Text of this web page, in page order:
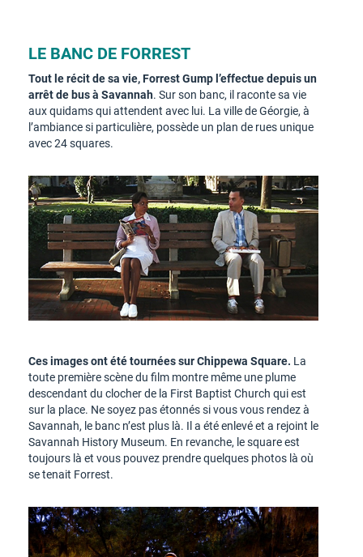
LE BANC DE FORREST
Tout le récit de sa vie, Forrest Gump l’effectue depuis un
arrêt de bus à Savannah. Sur son banc, il raconte sa vie
aux quidams qui attendent avec lui. La ville de Géorgie, à
l’ambiance si particulière, possède un plan de rues unique
avec 24 squares.
Ces images ont été tournées sur Chippewa Square. La
toute première scène du film montre même une plume
descendant du clocher de la First Baptist Church qui est
sur la place. Ne soyez pas étonnés si vous vous rendez à
Savannah, le banc n’est plus là. Il a été enlevé et a rejoint le
Savannah History Museum. En revanche, le square est
toujours là et vous pouvez prendre quelques photos là où
se tenait Forrest.